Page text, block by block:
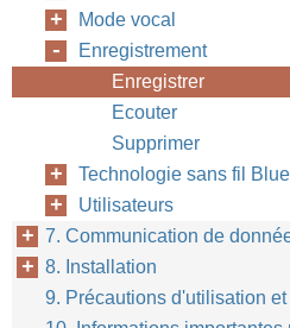
Mode vocal
Enregistrement
Enregistrer
Ecouter
Supprimer
Technologie sans fil
Utilisateurs
7. Communication de
8. Installation
9. Précautions d'utilisation